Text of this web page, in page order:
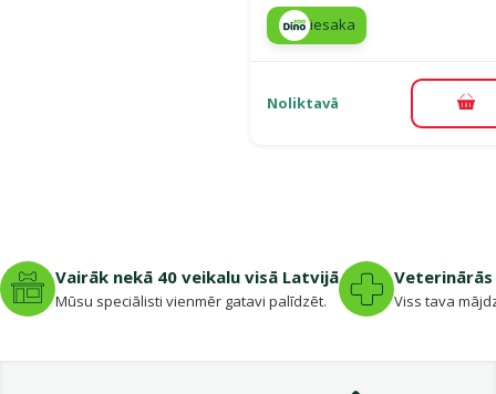
iesaka
Noliktavā
Vairāk nekā 40 veikalu visā Latvijā
Mūsu speciālisti vienmēr gatavi palīdzēt. Viss tava